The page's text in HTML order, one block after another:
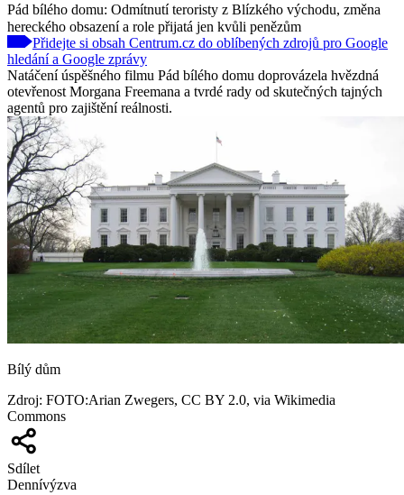
Pád bílého domu: Odmítnutí teroristy z Blízkého východu, změna
hereckého obsazení a role přijatá jen kvůli penězům
Přidejte si obsah Centrum.cz do oblíbených zdrojů pro Google
hledání a Google zprávy
Natáčení úspěšného filmu Pád bílého domu doprovázela hvězdná
otevřenost Morgana Freemana a tvrdé rady od skutečných tajných
agentů pro zajištění reálnosti.
Bílý dům
Zdroj: FOTO:Arian Zwegers, CC BY 2.0, via Wikimedia
Commons
Sdílet
Dennívýzva